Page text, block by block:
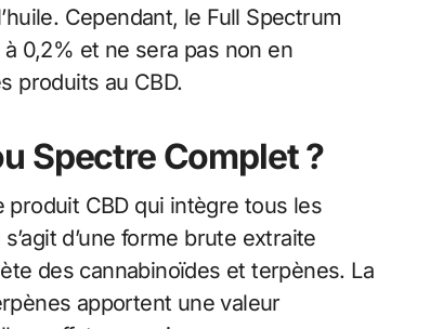
Cependant, le Full Spectrum
0,2% et ne sera pas non en
produits au CBD.
Spectre Complet ?
CBD qui intègre tous les
d’une forme brute extraite
des cannabinoïdes et terpènes. La
apportent une valeur